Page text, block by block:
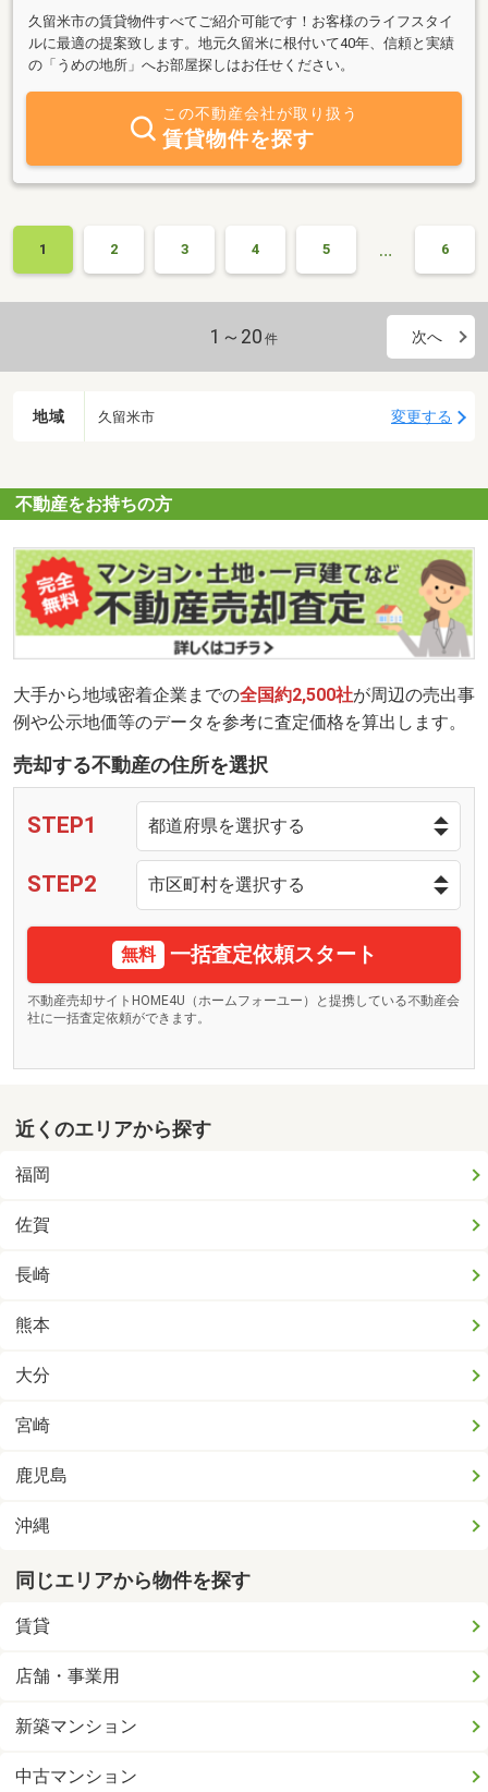
久留米市の賃貸物件すべてご紹介可能です！お客様のライフスタイ
ルに最適の提案致します。地元久留米に根付いて40年、信頼と実績
の「うめの地所」へお部屋探しはお任せください。
この不動産会社が取り扱う
賃貸物件を探す
1 2 3 4 5 … 6
1～20 件 次へ
地域 久留米市 変更する
不動産をお持ちの方
大手から地域密着企業までの全国約2,500社が周辺の売出事
例や公示地価等のデータを参考に査定価格を算出します。
売却する不動産の住所を選択
STEP1
STEP2
無料 一括査定依頼スタート
不動産売却サイトHOME4U（ホームフォーユー）と提携している不動産会
社に一括査定依頼ができます。
近くのエリアから探す
福岡
佐賀
長崎
熊本
大分
宮崎
鹿児島
沖縄
同じエリアから物件を探す
賃貸
店舗・事業用
新築マンション
中古マンション